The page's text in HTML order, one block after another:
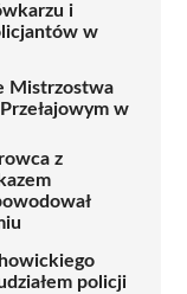
i
w
Mistrzostwa
w
z
policji